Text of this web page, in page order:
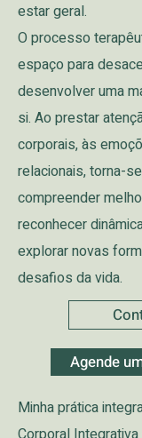
estar geral.
O processo
espaço para
desenvolver uma
si. Ao prestar
corporais, às
relacionais, torna-
compreender
reconhecer
explorar novas
desafios da vida.
Agende
Minha prática